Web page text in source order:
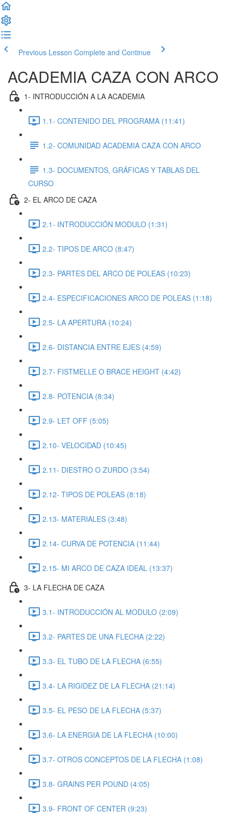
Previous Lesson Complete and Continue
ACADEMIA CAZA CON ARCO
1- INTRODUCCIÓN A LA ACADEMIA
1.1- CONTENIDO DEL PROGRAMA (11:41)
1.2- COMUNIDAD ACADEMIA CAZA CON ARCO
1.3- DOCUMENTOS, GRÁFICAS Y TABLAS DEL
CURSO
2- EL ARCO DE CAZA
2.1- INTRODUCCIÓN MODULO (1:31)
2.2- TIPOS DE ARCO (8:47)
2.3- PARTES DEL ARCO DE POLEAS (10:23)
2.4- ESPECIFICACIONES ARCO DE POLEAS (1:18)
2.5- LA APERTURA (10:24)
2.6- DISTANCIA ENTRE EJES (4:59)
2.7- FISTMELLE O BRACE HEIGHT (4:42)
2.8- POTENCIA (8:34)
2.9- LET OFF (5:05)
2.10- VELOCIDAD (10:45)
2.11- DIESTRO O ZURDO (3:54)
2.12- TIPOS DE POLEAS (8:18)
2.13- MATERIALES (3:48)
2.14- CURVA DE POTENCIA (11:44)
2.15- MI ARCO DE CAZA IDEAL (13:37)
3- LA FLECHA DE CAZA
3.1- INTRODUCCIÓN AL MODULO (2:09)
3.2- PARTES DE UNA FLECHA (2:22)
3.3- EL TUBO DE LA FLECHA (6:55)
3.4- LA RIGIDEZ DE LA FLECHA (21:14)
3.5- EL PESO DE LA FLECHA (5:37)
3.6- LA ENERGIA DE LA FLECHA (10:00)
3.7- OTROS CONCEPTOS DE LA FLECHA (1:08)
3.8- GRAINS PER POUND (4:05)
3.9- FRONT OF CENTER (9:23)